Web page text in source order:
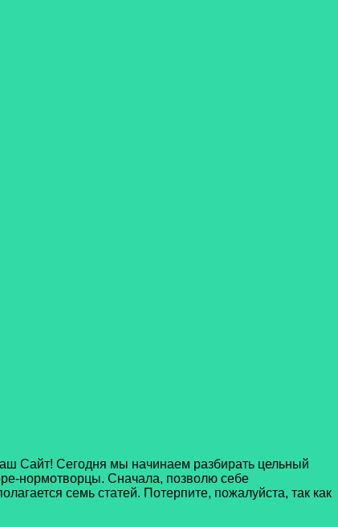
Сайт! Сегодня мы начинаем разбирать цельный
нормотворцы. Сначала, позволю себе
семь статей. Потерпите, пожалуйста, так как